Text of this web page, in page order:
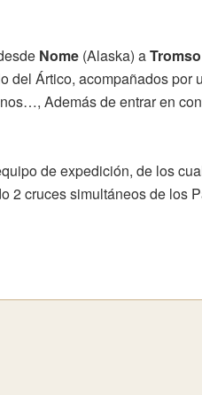
Nome (Alaska) aTromso
Ártico, acompañados
Además de entrar en
de expedición, de los
2 cruces simultáneos de los